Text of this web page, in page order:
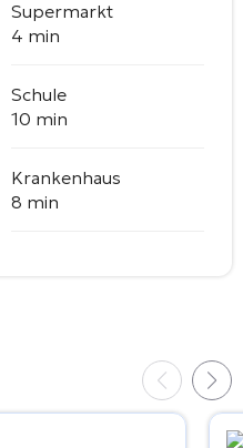
Supermarkt
4 min
Schule
10 min
Krankenhaus
8 min